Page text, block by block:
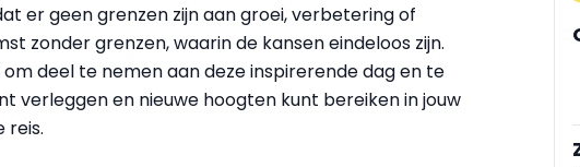
er geen grenzen zijn aan groei, verbetering of
zonder grenzen, waarin de kansen eindeloos zijn.
deel te nemen aan deze inspirerende dag en te
verleggen en nieuwe hoogten kunt bereiken in jouw
reis.